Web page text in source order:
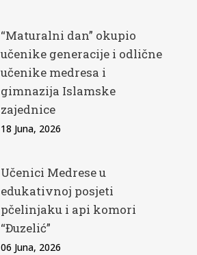
“Maturalni dan” okupio
učenike generacije i odlične
učenike medresa i
gimnazija Islamske
zajednice
18 Juna, 2026
Učenici Medrese u
edukativnoj posjeti
pčelinjaku i api komori
“Đuzelić”
06 Juna, 2026